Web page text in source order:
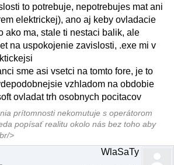
to potrebuje, nepotrebujes mat ani
elektrickej), ano aj keby ovladacie
ako ma, stale ti nestaci balik, ale
na uspokojenie zavislosti, .exe mi v
sme asi vsetci na tomto fore, je to
vzhladom na obdobie
ovladat trh osobnych pocitacov
prítomnosti nekomutuje s operátorom
popísať realitu okolo nás bez toho aby
>
WlaSaTy